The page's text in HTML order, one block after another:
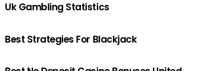
Uk Gambling Statistics
Best Strategies For Blackjack